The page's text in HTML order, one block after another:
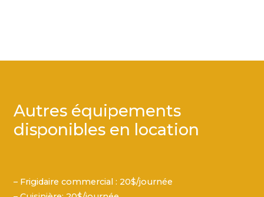
Autres équipements
disponibles en location
– Frigidaire commercial : 20$/journée